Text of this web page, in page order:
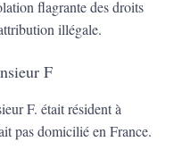
flagrante des droits
illégale.
F
F. était résident à
pas domicilié en France.